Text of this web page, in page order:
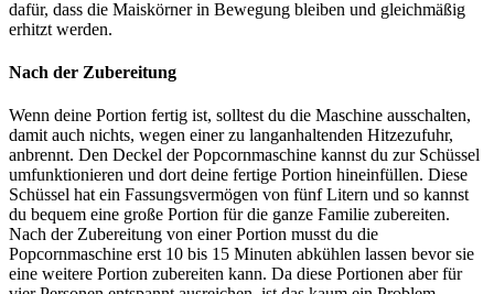
dafür, dass die Maiskörner in Bewegung bleiben und gleichmäßig
erhitzt werden.
Nach der Zubereitung
Wenn deine Portion fertig ist, solltest du die Maschine ausschalten,
damit auch nichts, wegen einer zu langanhaltenden Hitzezufuhr,
anbrennt. Den Deckel der Popcornmaschine kannst du zur Schüssel
umfunktionieren und dort deine fertige Portion hineinfüllen. Diese
Schüssel hat ein Fassungsvermögen von fünf Litern und so kannst
du bequem eine große Portion für die ganze Familie zubereiten.
Nach der Zubereitung von einer Portion musst du die
Popcornmaschine erst 10 bis 15 Minuten abkühlen lassen bevor sie
eine weitere Portion zubereiten kann. Da diese Portionen aber für